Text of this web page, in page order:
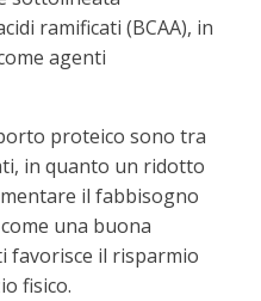
ramificati (BCAA), in
agenti
proteico sono tra
in quanto un ridotto
il fabbisogno
una buona
favorisce il risparmio
fisico.